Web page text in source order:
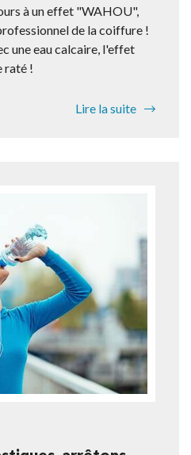
à un effet "WAHOU",
de la coiffure !
une eau calcaire, l'effet
raté !
Lire la suite